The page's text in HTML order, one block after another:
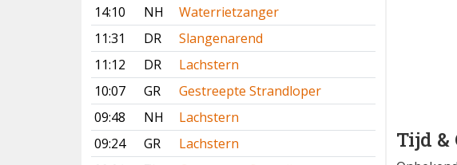
14:10
NH
Waterrietzanger
11:31
DR
Slangenarend
11:12
DR
Lachstern
10:07
GR
Gestreepte Strandloper
09:48
NH
Lachstern
09:24
GR
Lachstern
Tijd &